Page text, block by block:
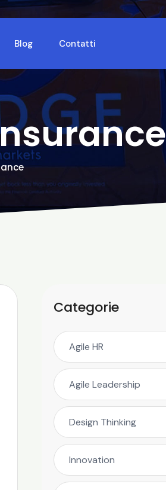
Blog Contatti
Categorie
Agile HR
Agile Leadership
Design Thinking
Innovation